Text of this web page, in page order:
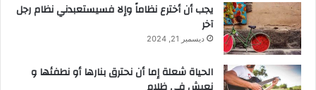
يجب أن أخترع نظاماً وإلا فسيستعبدني نظام رجل
آخر
ديسمبر 21, 2024
الحياة شعلة إما أن نحترق بنارها أو نطفئها و